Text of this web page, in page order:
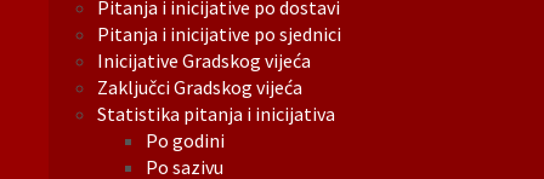
Pitanja i inicijative po dostavi
Pitanja i inicijative po sjednici
Inicijative Gradskog vijeća
Zaključci Gradskog vijeća
Statistika pitanja i inicijativa
Po godini
Po sazivu